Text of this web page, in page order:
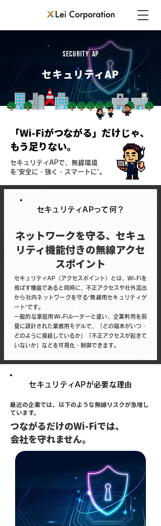
security ap
セキュリティAP
「Wi-Fiがつながる」だけじゃ、
もう足りない。
セキュリティAPで、無線環境
を“安全に・強く・スマートに”。
セキュリティAPって何？
ネットワークを守る、セキュ
リティ機能付きの無線アクセ
スポイント
セキュリティAP（アクセスポイント）とは、Wi-Fiを
飛ばす機器であると同時に、不正アクセスや社外流出
から社内ネットワークを守る“無線用セキュリティゲ
ート”です。
一般的な家庭用Wi-Fiルーターと違い、企業利用を前
提に設計された業務用モデルで、「どの端末がいつ・
どのように接続しているか」「不正アクセスが起きて
いないか」などを可視化・制御できます。
セキュリティAPが必要な理由
最近の企業では、以下のような無線リスクが急増し
ています。
つながるだけのWi-Fiでは、
会社を守れません。